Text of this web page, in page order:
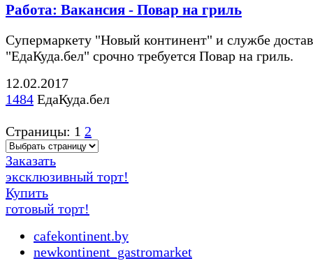
Работа: Вакансия - Повар на гриль
Супермаркету "Новый континент" и службе
"ЕдаКуда.бел" срочно требуется Повар на гриль.
12.02.2017
1484 ЕдаКуда.бел
Страницы: 1 2
Заказать
эксклюзивный торт!
Купить
готовый торт!
cafekontinent.by
newkontinent_gastromarket